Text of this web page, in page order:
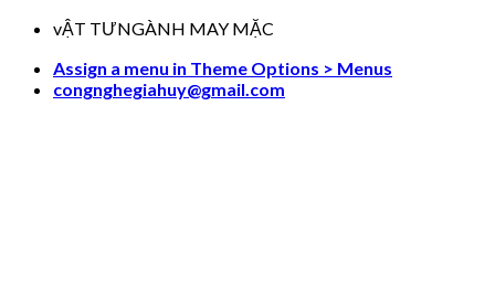
Skip
content
vẬT TƯNGÀNH MAY MẶC
Assign a menu in Theme Options > Menus
congnghegiahuy@gmail.com